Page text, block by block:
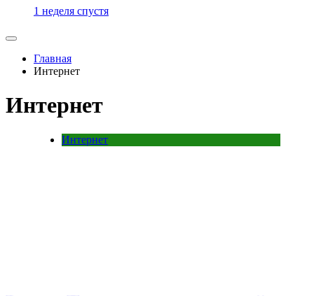
1 неделя спустя
Главная
Интернет
Интернет
Интернет